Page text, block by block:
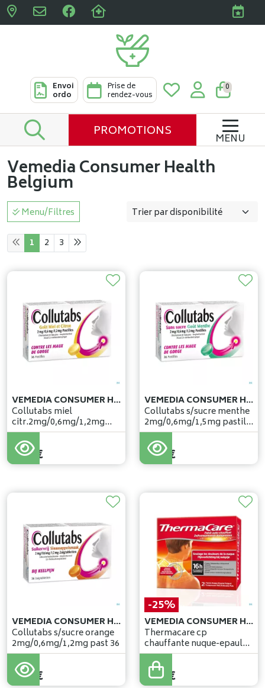
Pharmacies Clabots &
Envoi
ordo
Prise de
rendez-vous
0
PROMOTIONS MENU
Vemedia Consumer Health
Belgium
Menu/Filtres
1 2 3
VEMEDIA CONSUMER HEALTH BELGIUM
Collutabs miel
citr.2mg/0,6mg/1,2mg
past. sucer 36
7,24 €
VEMEDIA CONSUMER HEALTH BELGIUM
Collutabs s/sucre menthe
2mg/0,6mg/1,5mg pastil
36
8,95 €
VEMEDIA CONSUMER HEALTH BELGIUM
Collutabs s/sucre orange
2mg/0,6mg/1,2mg past 36
8,95 €
-25%
VEMEDIA CONSUMER HEALTH BELGIUM
Thermacare cp
chauffante nuque-epaule-
poignet 2
12,95
9,71 €